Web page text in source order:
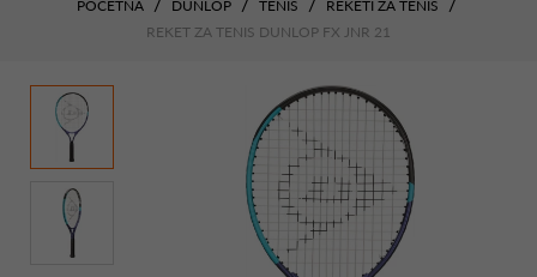
POČETNA DUNLOP TENIS
REKETI ZA TENIS
REKET ZA TENIS DUNLOP FX JNR 21